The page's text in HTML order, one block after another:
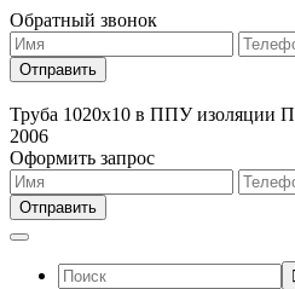
Обратный звонок
Труба 1020х10 в ППУ изоляции
2006
Оформить запрос
Поиск: